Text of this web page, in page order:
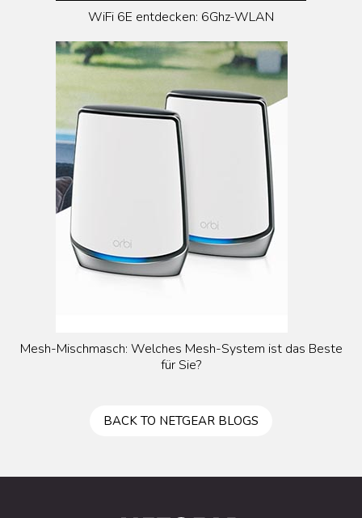
WiFi 6E entdecken: 6Ghz-WLAN
Mesh-Mischmasch: Welches Mesh-System ist das Beste
für Sie?
BACK TO NETGEAR BLOGS